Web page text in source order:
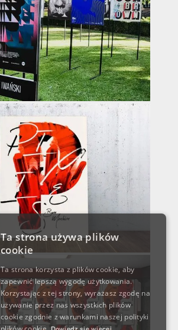
Ta strona używa plików
cookie
Ta strona korzysta z plików cookie, aby
zapewnić lepszą wygodę użytkowania.
Korzystając z tej strony, wyrażasz zgodę na
używanie przez nas wszystkich plików
cookie zgodnie z warunkami naszej polityki